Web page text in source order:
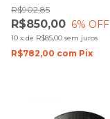
R$850,00
R$902,85
6% OFF
10 x de R$85,00 sem juros
R$782,00 com Pix